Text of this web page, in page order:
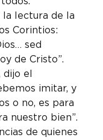
la lectura de la
Corintios:
sed
de Cristo”.
el
imitar, y
o no, es para
nuestro bien”.
de quienes